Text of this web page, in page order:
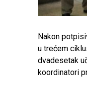
Nakon
u trećem
dvadesetak
koordinatori